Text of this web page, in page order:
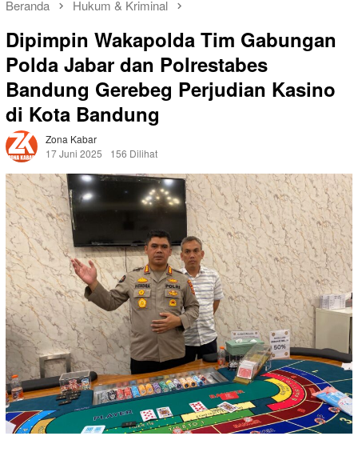
Beranda Hukum & Kriminal
Dipimpin Wakapolda Tim Gabungan
Polda Jabar dan Polrestabes
Bandung Gerebeg Perjudian Kasino
di Kota Bandung
Zona Kabar
17 Juni 2025
156 Dilihat